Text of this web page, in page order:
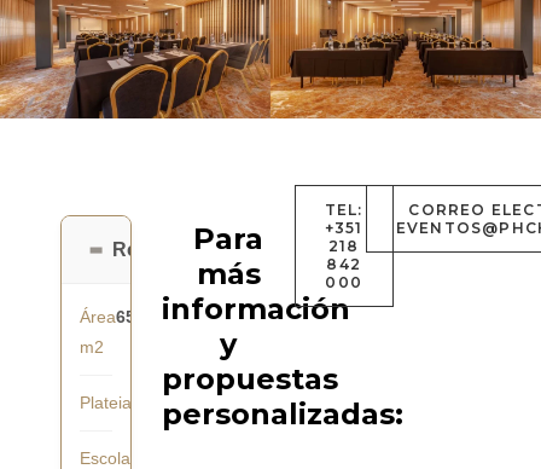
Rossio
Área
m2
65
Plateia
Escola
Para
más
información
y
propuestas
personalizadas:
TEL:
+351
218
842
000
CORREO